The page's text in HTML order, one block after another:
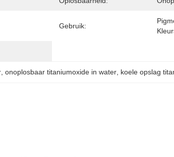
Gebruik:
, onoplosbaar titaniumoxide in water koele opslag